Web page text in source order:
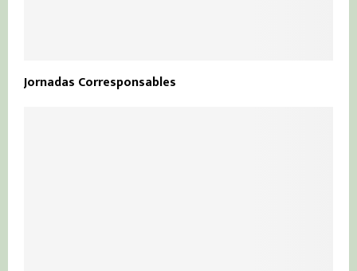
Jornadas Corresponsables